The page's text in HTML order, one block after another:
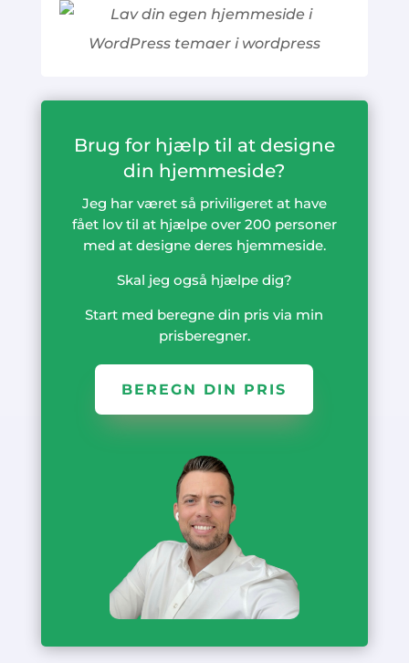
Brug for hjælp til at designe
din hjemmeside?
Jeg har været så priviligeret at have
fået lov til at hjælpe over 200 personer
med at designe deres hjemmeside.
Skal jeg også hjælpe dig?
Start med beregne din pris via min
prisberegner.
BEREGN DIN PRIS